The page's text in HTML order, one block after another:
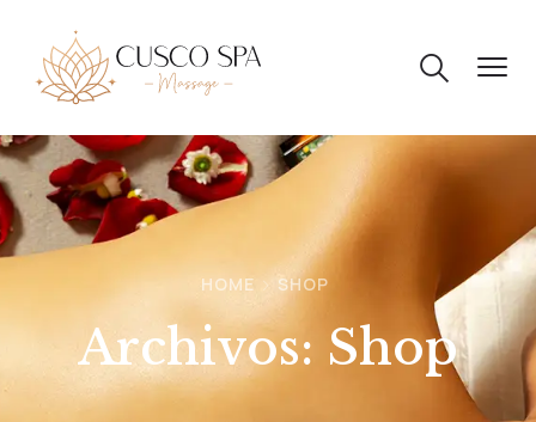
HOME SHOP
Archivos: Shop